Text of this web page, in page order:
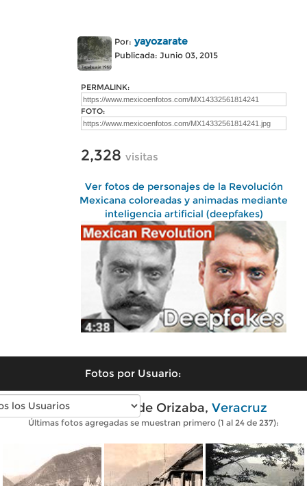
Por: yayozarate
Publicada: Junio 03, 2015
PERMALINK:
FOTO:
2,328 visitas
Ver fotos de personajes de la Revolución
Mexicana coloreadas y animadas mediante
inteligencia artificial (deepfakes)
Fotos por Usuario:
Fotos antiguas de Orizaba, Veracruz
Últimas fotos agregadas se muestran primero (1 al 24 de 237):